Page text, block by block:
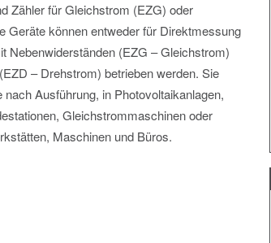
Zähler für Gleichstrom (EZG) oder
Geräte können entweder für Direktmessung
Nebenwiderständen (EZG – Gleichstrom)
– Drehstrom) betrieben werden. Sie
nach Ausführung, in Photovoltaikanlagen,
Gleichstrommaschinen oder
Maschinen und Büros.